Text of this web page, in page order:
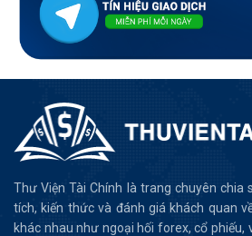
Thư Viện Tài Chính là trang chuyên chia
tích, kiến thức và đánh giá khách quan
khác nhau như ngoại hối forex, cổ phiếu,